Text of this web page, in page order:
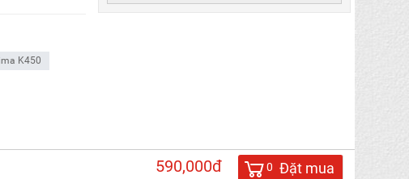
K450
590,000đ 0 Đặt mua